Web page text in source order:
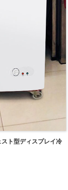
ト型ディスプレイ冷